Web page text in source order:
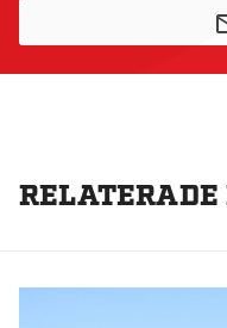
RELATERADE